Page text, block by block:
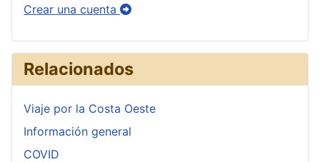
Crear una cuenta
Relacionados
Viaje por la Costa Oeste
Información general
COVID